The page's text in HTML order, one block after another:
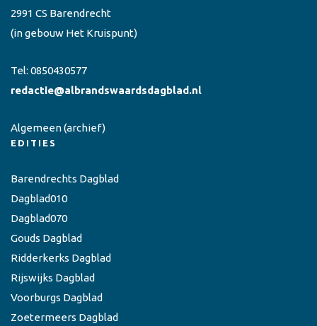
2991 CS Barendrecht
(in gebouw Het Kruispunt)
Tel: 0850430577
redactie@albrandswaardsdagblad.nl
Algemeen(archief)
EDITIES
Barendrechts Dagblad
Dagblad010
Dagblad070
Gouds Dagblad
Ridderkerks Dagblad
Rijswijks Dagblad
Voorburgs Dagblad
Zoetermeers Dagblad